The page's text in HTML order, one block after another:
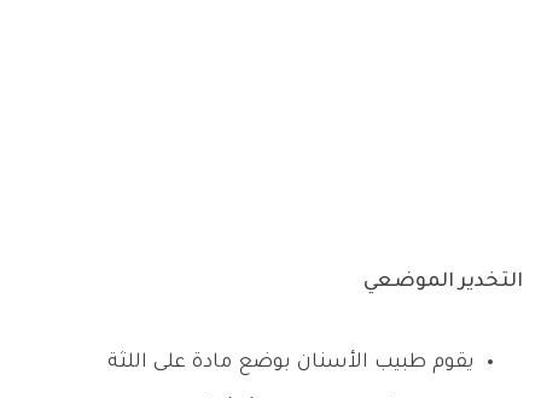
التخدير الموضعي
يقوم طبيب الأسنان بوضع مادة على اللثة